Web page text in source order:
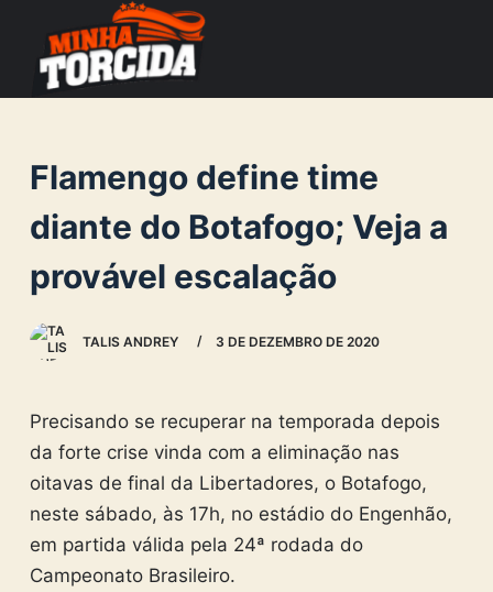
o
n
e
Flamengo define time
diante do Botafogo; Veja a
provável escalação
TALIS ANDREY 3 DE DEZEMBRO DE 2020
Precisando se recuperar na temporada depois
da forte crise vinda com a eliminação nas
oitavas de final da Libertadores, o Botafogo,
neste sábado, às 17h, no estádio do Engenhão,
em partida válida pela 24ª rodada do
Campeonato Brasileiro.